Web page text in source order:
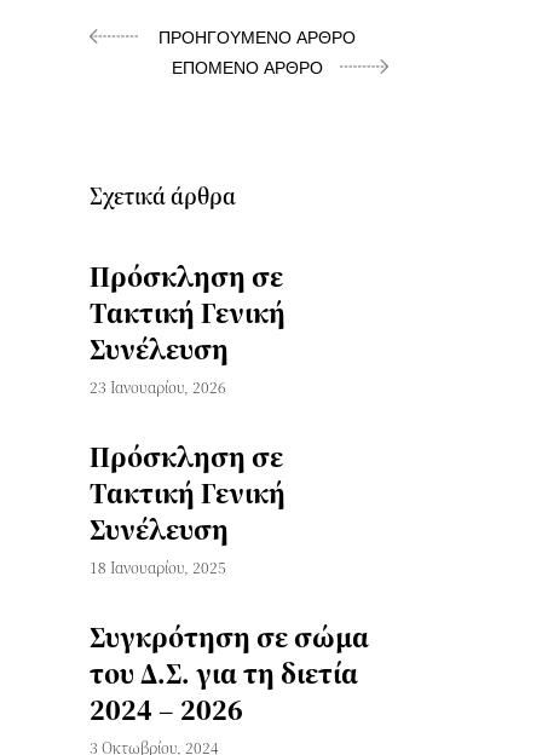
ΠΡΟΗΓΟΎΜΕΝΟ ΆΡΘΡΟ
ΕΠΌΜΕΝΟ ΆΡΘΡΟ
Σχετικά άρθρα
Πρόσκληση σε
Τακτική Γενική
Συνέλευση
23 Ιανουαρίου, 2026
Πρόσκληση σε
Τακτική Γενική
Συνέλευση
18 Ιανουαρίου, 2025
Συγκρότηση σε σώμα
του Δ.Σ. για τη διετία
2024 – 2026
3 Οκτωβρίου, 2024